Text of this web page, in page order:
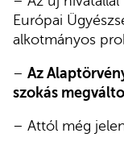
Európai
alkotmányos
– Az
szokás
– Attól még